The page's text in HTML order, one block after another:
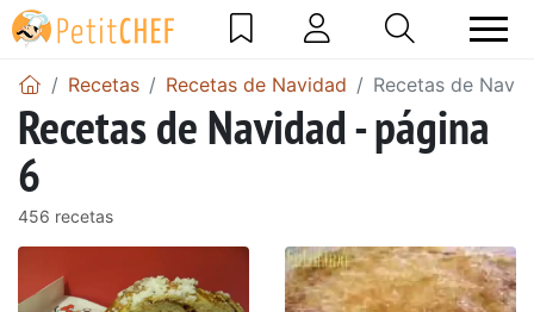
Recetas Recetas de Navidad Recetas de
Recetas de Navidad - página
6
456 recetas